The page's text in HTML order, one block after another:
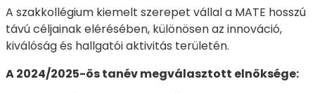
A szakkollégium kiemelt szerepet vállal a MATE hosszú
távú céljainak elérésében, különösen az innováció,
kiválóság és hallgatói aktivitás területén.
A 2024/2025-ös tanév megválasztott elnöksége: